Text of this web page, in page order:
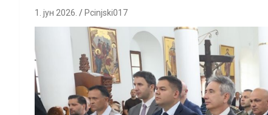
1. јун 2026. Pcinjski017